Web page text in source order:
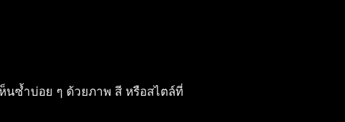
นซ้ำบ่อย ๆ ด้วยภาพ สี หรือสไตล์ที่